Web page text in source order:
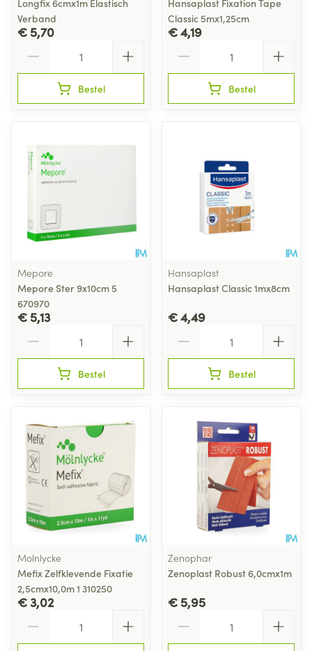
Longfix 6cmx1m Elastisch
Verband
€ 5,70
Bestel
Hansaplast Fixation Tape
Classic 5mx1,25cm
€ 4,19
Bestel
Mepore
Mepore Ster 9x10cm 5
670970
€ 5,13
Bestel
Hansaplast
Hansaplast Classic 1mx8cm
€ 4,49
Bestel
Molnlycke
Mefix Zelfklevende Fixatie
2,5cmx10,0m 1 310250
€ 3,02
Zenophar
Zenoplast Robust 6,0cmx1m
€ 5,95